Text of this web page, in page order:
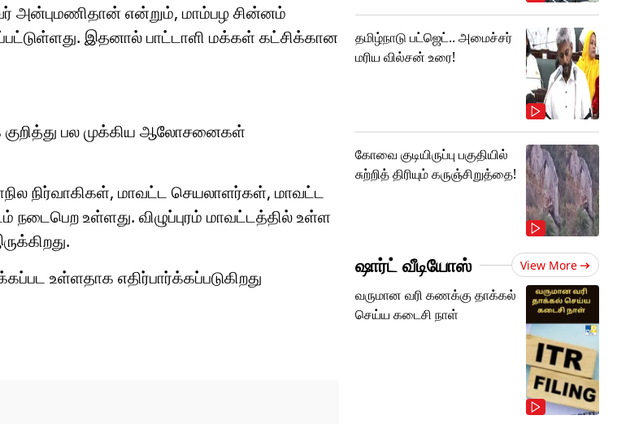
அன்புமணிதான் என்றும், மாம்பழ சின்னம்
இதனால் பாட்டாளி மக்கள் கட்சிக்கான
பல முக்கிய ஆலோசனைகள்
நிர்வாகிகள், மாவட்ட செயலாளர்கள், மாவட்ட
உள்ளது. விழுப்புரம் மாவட்டத்தில் உள்ள
உள்ளதாக எதிர்பார்க்கப்படுகிறது
தமிழ்நாடு பட்ஜெட்.. அமைச்சர்
மரிய வில்சன் உரை!
கோவை குடியிருப்பு பகுதியில்
சுற்றித் திரியும் கருஞ்சிறுத்தை!
ஷார்ட் வீடியோஸ் View More
வருமான வரி கணக்கு தாக்கல்
செய்ய கடைசி நாள்